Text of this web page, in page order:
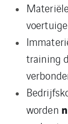
training
worden